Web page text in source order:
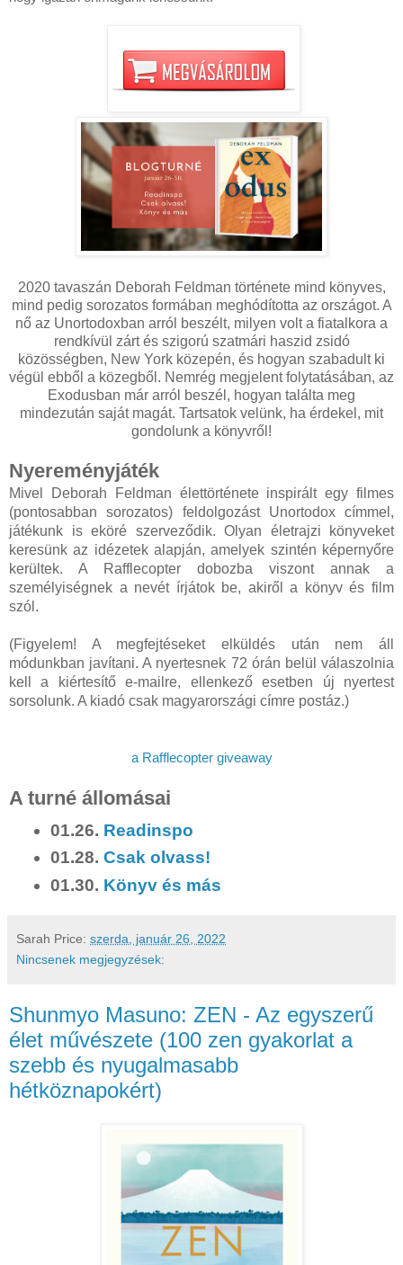
2020 tavaszán Deborah Feldman története mind könyves,
mind pedig sorozatos formában meghódította az országot. A
nő az Unortodoxban arról beszélt, milyen volt a fiatalkora a
rendkívül zárt és szigorú szatmári haszid zsidó
közösségben, New York közepén, és hogyan szabadult ki
végül ebből a közegből. Nemrég megjelent folytatásában, az
Exodusban már arról beszél, hogyan találta meg
mindezután saját magát. Tartsatok velünk, ha érdekel, mit
gondolunk a könyvről!
Nyereményjáték
Mivel Deborah Feldman élettörténete inspirált egy filmes
(pontosabban sorozatos) feldolgozást Unortodox címmel,
játékunk is eköré szerveződik. Olyan életrajzi könyveket
keresünk az idézetek alapján, amelyek szintén képernyőre
kerültek. A Rafflecopter dobozba viszont annak a
személyiségnek a nevét írjátok be, akiről a könyv és film
szól.
(Figyelem! A megfejtéseket elküldés után nem áll
módunkban javítani. A nyertesnek 72 órán belül válaszolnia
kell a kiértesítő e-mailre, ellenkező esetben új nyertest
sorsolunk. A kiadó csak magyarországi címre postáz.)
a Rafflecopter giveaway
A turné állomásai
01.26. Readinspo
01.28.Csak olvass!
01.30. Könyv és más
Sarah Price: szerda, január 26, 2022
Nincsenek megjegyzések:
Shunmyo Masuno: ZEN - Az egyszerű
élet művészete (100 zen gyakorlat a
szebb és nyugalmasabb
hétköznapokért)